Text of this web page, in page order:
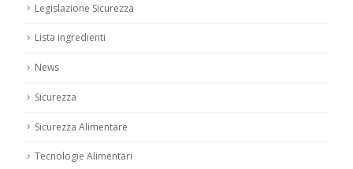
Legislazione Sicurezza
Lista ingredienti
News
Sicurezza
Sicurezza Alimentare
Tecnologie Alimentari